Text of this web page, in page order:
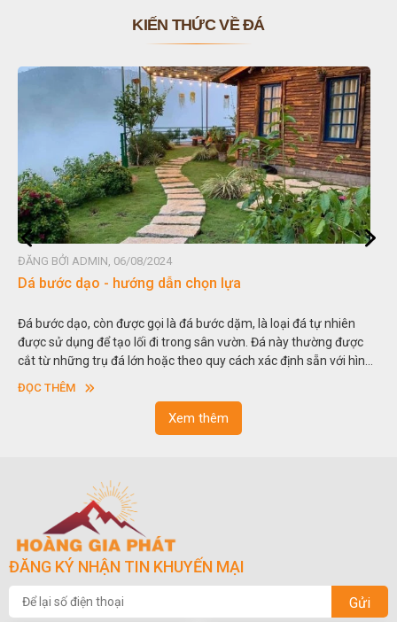
KIẾN THỨC VỀ ĐÁ
hình
ĐĂNG BỞI ADMIN, 06/08/2024
Đá non bộ - cách lựa chọn non bộ đẹp
Hòn non bộ được biết đến là một nghệ thuật xây dựng, sắp
thu nhỏ, đưa mô hình những ngọn núi to lớn ngoài tự nhiên
trong các vườn cảnh. Hay nói một cách khác, người ta gọi là
sơn”. Nghệ thuật hòn non bộ nhằm phục vụ cho mục đích
ngoạn và phong thủy trong cuộc sống.
ĐỌC THÊM
Xem thêm
ĐĂNG KÝ NHẬN TIN KHUYẾN MẠI
Gửi